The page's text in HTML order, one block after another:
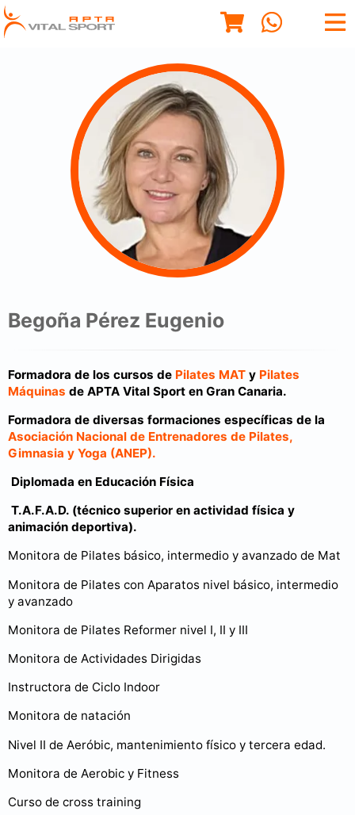
Begoña Pérez Eugenio
Formadora de los cursos de Pilates MAT y Pilates
Máquinas de APTA Vital Sport en Gran Canaria.
Formadora de diversas formaciones específicas de la
Asociación Nacional de Entrenadores de Pilates,
Gimnasia y Yoga (ANEP).
Diplomada en Educación Física
T.A.F.A.D. (técnico superior en actividad física y
animación deportiva).
Monitora de Pilates básico, intermedio y avanzado de Mat
Monitora de Pilates con Aparatos nivel básico, intermedio
y avanzado
Monitora de Pilates Reformer nivel I, II y III
Monitora de Actividades Dirigidas
Instructora de Ciclo Indoor
Monitora de natación
Nivel II de Aeróbic, mantenimiento físico y tercera edad.
Monitora de Aerobic y Fitness
Curso de cross training